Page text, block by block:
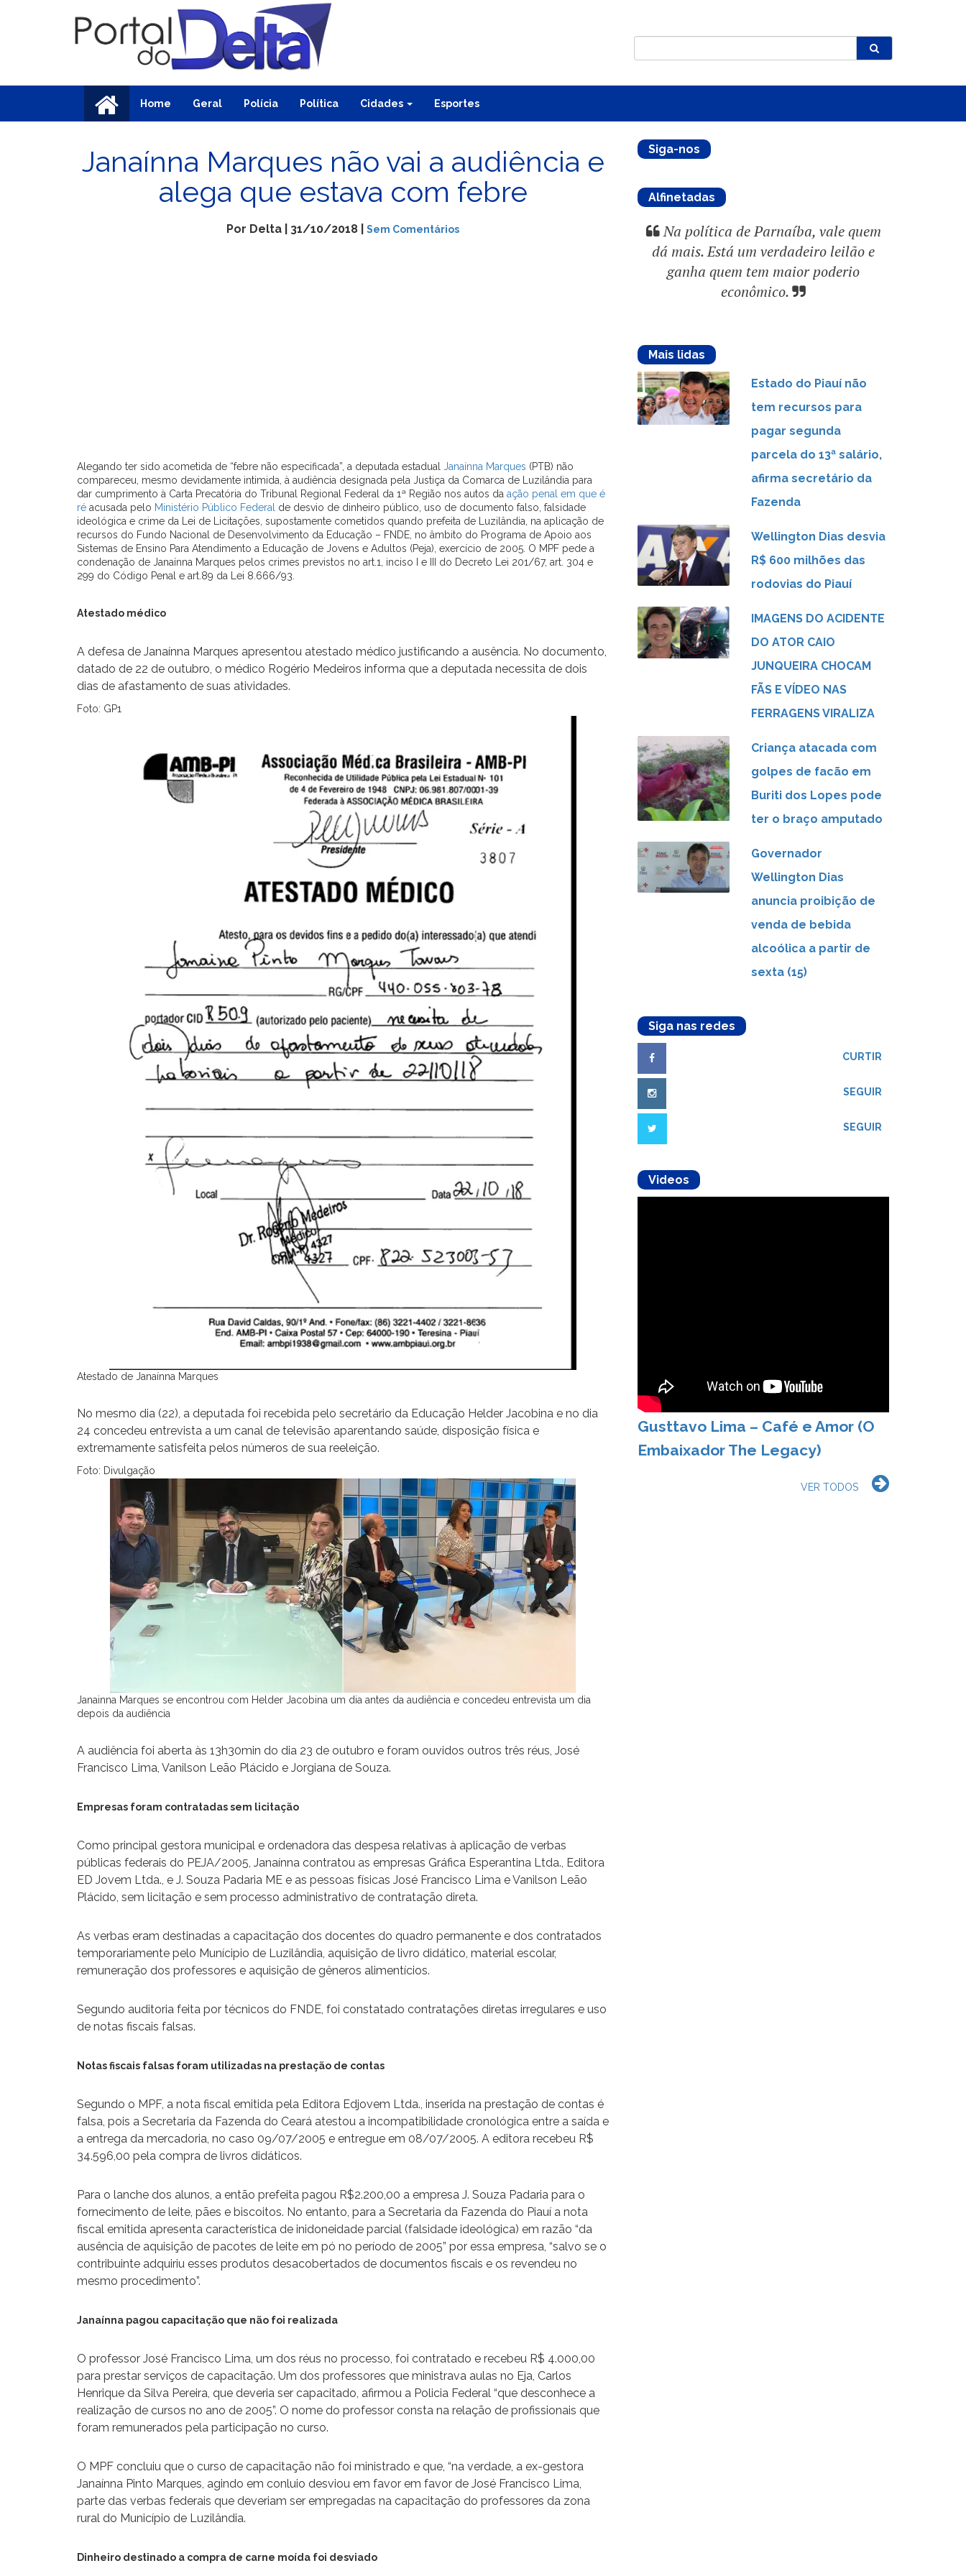
Home Geral Polícia Política Cidades Esportes
Janaínna Marques não vai a audiência e
alega que estava com febre
Por Delta | 31/10/2018 | Sem Comentários
Alegando ter sido acometida de “febre não especificada”, a deputada estadual Janaínna Marques (PTB) não
compareceu, mesmo devidamente intimida, à audiência designada pela Justiça da Comarca de Luzilândia para
dar cumprimento à Carta Precatória do Tribunal Regional Federal da 1ª Região nos autos da ação penal em que é
ré acusada pelo Ministério Público Federal de desvio de dinheiro público, uso de documento falso, falsidade
ideológica e crime da Lei de Licitações, supostamente cometidos quando prefeita de Luzilândia, na aplicação de
recursos do Fundo Nacional de Desenvolvimento da Educação – FNDE, no âmbito do Programa de Apoio aos
Sistemas de Ensino Para Atendimento a Educação de Jovens e Adultos (Peja), exercício de 2005. O MPF pede a
condenação de Janaínna Marques pelos crimes previstos no art.1, inciso I e III do Decreto Lei 201/67, art. 304 e
299 do Código Penal e art.89 da Lei 8.666/93.
Atestado médico
A defesa de Janaínna Marques apresentou atestado médico justificando a ausência. No documento,
datado de 22 de outubro, o médico Rogério Medeiros informa que a deputada necessita de dois
dias de afastamento de suas atividades.
Foto: GP1
Atestado de Janaínna Marques
No mesmo dia (22), a deputada foi recebida pelo secretário da Educação Helder Jacobina e no dia
24 concedeu entrevista a um canal de televisão aparentando saúde, disposição física e
extremamente satisfeita pelos números de sua reeleição.
Foto: Divulgação
Janainna Marques se encontrou com Helder Jacobina um dia antes da audiência e concedeu entrevista um dia
depois da audiência
A audiência foi aberta às 13h30min do dia 23 de outubro e foram ouvidos outros três réus, José
Francisco Lima, Vanilson Leão Plácido e Jorgiana de Souza.
Empresas foram contratadas sem licitação
Como principal gestora municipal e ordenadora das despesa relativas à aplicação de verbas
públicas federais do PEJA/2005, Janaínna contratou as empresas Gráfica Esperantina Ltda., Editora
ED Jovem Ltda., e J. Souza Padaria ME e as pessoas físicas José Francisco Lima e Vanilson Leão
Plácido, sem licitação e sem processo administrativo de contratação direta.
As verbas eram destinadas a capacitação dos docentes do quadro permanente e dos contratados
temporariamente pelo Munícipio de Luzilândia, aquisição de livro didático, material escolar,
remuneração dos professores e aquisição de gêneros alimentícios.
Segundo auditoria feita por técnicos do FNDE, foi constatado contratações diretas irregulares e uso
de notas fiscais falsas.
Notas fiscais falsas foram utilizadas na prestação de contas
Segundo o MPF, a nota fiscal emitida pela Editora Edjovem Ltda., inserida na prestação de contas é
falsa, pois a Secretaria da Fazenda do Ceará atestou a incompatibilidade cronológica entre a saída e
a entrega da mercadoria, no caso 09/07/2005 e entregue em 08/07/2005. A editora recebeu R$
34.596,00 pela compra de livros didáticos.
Para o lanche dos alunos, a então prefeita pagou R$2.200,00 a empresa J. Souza Padaria para o
fornecimento de leite, pães e biscoitos. No entanto, para a Secretaria da Fazenda do Piauí a nota
fiscal emitida apresenta característica de inidoneidade parcial (falsidade ideológica) em razão “da
ausência de aquisição de pacotes de leite em pó no período de 2005” por essa empresa, “salvo se o
contribuinte adquiriu esses produtos desacobertados de documentos fiscais e os revendeu no
mesmo procedimento”.
Janaínna pagou capacitação que não foi realizada
O professor José Francisco Lima, um dos réus no processo, foi contratado e recebeu R$ 4.000,00
para prestar serviços de capacitação. Um dos professores que ministrava aulas no Eja, Carlos
Henrique da Silva Pereira, que deveria ser capacitado, afirmou a Policia Federal “que desconhece a
realização de cursos no ano de 2005”. O nome do professor consta na relação de profissionais que
foram remunerados pela participação no curso.
O MPF concluiu que o curso de capacitação não foi ministrado e que, “na verdade, a ex-gestora
Janaínna Pinto Marques, agindo em conluio desviou em favor em favor de José Francisco Lima,
parte das verbas federais que deveriam ser empregadas na capacitação do professores da zona
rural do Município de Luzilândia.
Dinheiro destinado a compra de carne moída foi desviado
Siga-nos
Alfinetadas
Na política de Parnaíba, vale quem
dá mais. Está um verdadeiro leilão e
ganha quem tem maior poderio
econômico.
Mais lidas
Estado do Piauí não
tem recursos para
pagar segunda
parcela do 13ª salário,
afirma secretário da
Fazenda
Wellington Dias desvia
R$ 600 milhões das
rodovias do Piauí
IMAGENS DO ACIDENTE
DO ATOR CAIO
JUNQUEIRA CHOCAM
FÃS E VÍDEO NAS
FERRAGENS VIRALIZA
Criança atacada com
golpes de facão em
Buriti dos Lopes pode
ter o braço amputado
Governador
Wellington Dias
anuncia proibição de
venda de bebida
alcoólica a partir de
sexta (15)
Siga nas redes
CURTIR
SEGUIR
SEGUIR
Videos
Gusttavo Lima – Café e Amor (O
Embaixador The Legacy)
VER TODOS